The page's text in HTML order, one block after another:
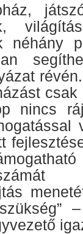
néhány
nincs